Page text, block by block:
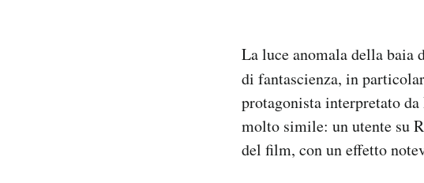
La luce anomala della baia
di fantascienza, in
protagonista interpretato
molto simile: un utente su
del film, con un effetto